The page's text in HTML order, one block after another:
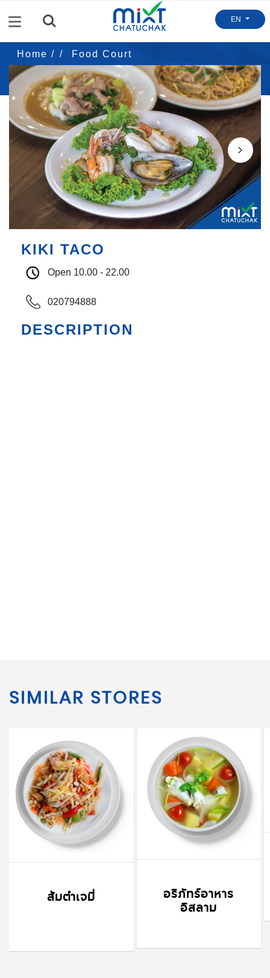
EN
Home / Food Court
KIki taco
Next
KIKI TACO
Open 10.00 - 22.00
020794888
DESCRIPTION
SIMILAR STORES
ส้มตำเจมี่
อริภัทร์อาหาร
อิสลาม